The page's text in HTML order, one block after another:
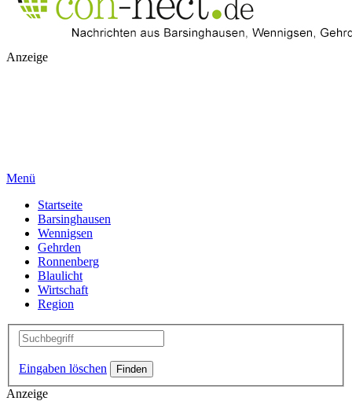
Anzeige
Menü
Startseite
Barsinghausen
Wennigsen
Gehrden
Ronnenberg
Blaulicht
Wirtschaft
Region
Eingaben löschen
Anzeige